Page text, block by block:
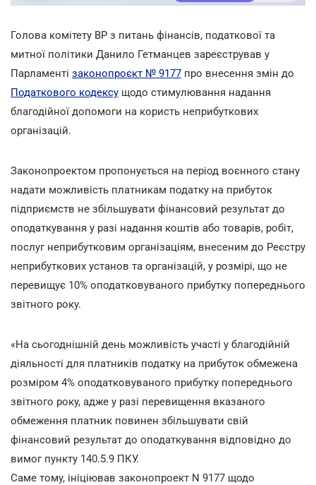
Голова комітету ВР з питань фінансів, податкової та
митної політики Данило Гетманцев зареєстрував у
Парламенті законопроєкт № 9177 про внесення змін до
Податкового кодексу щодо стимулювання надання
благодійної допомоги на користь неприбуткових
організацій.
Законопроектом пропонується на період воєнного стану
надати можливість платникам податку на прибуток
підприємств не збільшувати фінансовий результат до
оподаткування у разі надання коштів або товарів, робіт,
послуг неприбутковим організаціям, внесеним до Реєстру
неприбуткових установ та організацій, у розмірі, що не
перевищує 10% оподатковуваного прибутку попереднього
звітного року.
«На сьогоднішній день можливість участі у благодійній
діяльності для платників податку на прибуток обмежена
розміром 4% оподатковуваного прибутку попереднього
звітного року, адже у разі перевищення вказаного
обмеження платник повинен збільшувати свій
фінансовий результат до оподаткування відповідно до
вимог пункту 140.5.9 ПКУ.
Саме тому, ініціював законопроект N 9177 щодо